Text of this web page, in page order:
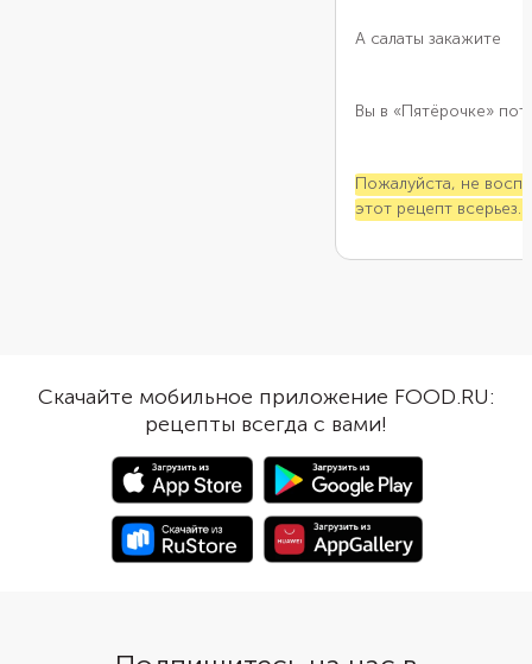
А салаты закажите
Вы в «Пятёрочке»
Пожалуйста, не
этот рецепт всерьез.
пропадет желание
Скачайте мобильное приложение FOOD.RU:
рецепты всегда с вами!